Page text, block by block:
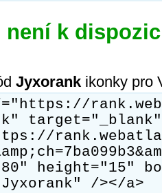
není k
Jyxorank ikonky pro
height="15"
/></a>